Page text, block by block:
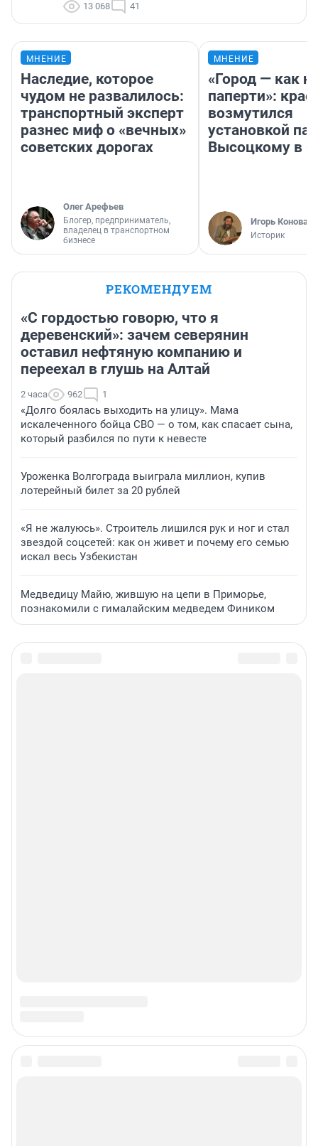
13 068 41
МНЕНИЕ
Наследие, которое
чудом не развалилось:
транспортный эксперт
разнес миф о «вечных»
советских дорогах
Олег Арефьев
Блогер, предприниматель,
владелец в транспортном
бизнесе
МНЕНИЕ
«Город — как
паперти»:
возмутился
установкой
Высоцкому в
Игорь
Историк
РЕКОМЕНДУЕМ
«С гордостью говорю, что я
деревенский»: зачем северянин
оставил нефтяную компанию и
переехал в глушь на Алтай
2 часа 962 1
«Долго боялась выходить на улицу». Мама
искалеченного бойца СВО — о том, как спасает сына,
который разбился по пути к невесте
Уроженка Волгограда выиграла миллион, купив
лотерейный билет за 20 рублей
«Я не жалуюсь». Строитель лишился рук и ног и стал
звездой соцсетей: как он живет и почему его семью
искал весь Узбекистан
Медведицу Майю, жившую на цепи в Приморье,
познакомили с гималайским медведем Фиником